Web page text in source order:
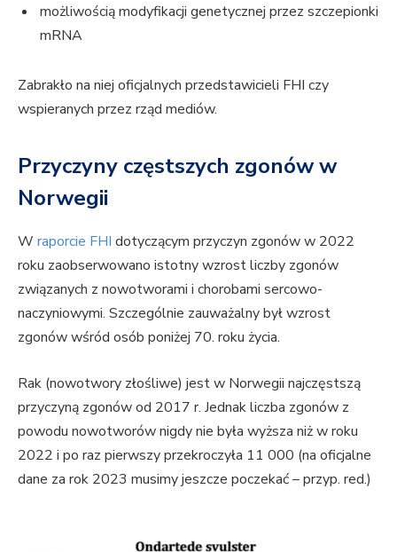
możliwością modyfikacji genetycznej przez szczepionki
mRNA
Zabrakło na niej oficjalnych przedstawicieli FHI czy
wspieranych przez rząd mediów.
Przyczyny częstszych zgonów w
Norwegii
W raporcie FHI dotyczącym przyczyn zgonów w 2022
roku zaobserwowano istotny wzrost liczby zgonów
związanych z nowotworami i chorobami sercowo-
naczyniowymi. Szczególnie zauważalny był wzrost
zgonów wśród osób poniżej 70. roku życia.
Rak (nowotwory złośliwe) jest w Norwegii najczęstszą
przyczyną zgonów od 2017 r. Jednak liczba zgonów z
powodu nowotworów nigdy nie była wyższa niż w roku
2022 i po raz pierwszy przekroczyła 11 000 (na oficjalne
dane za rok 2023 musimy jeszcze poczekać – przyp. red.)